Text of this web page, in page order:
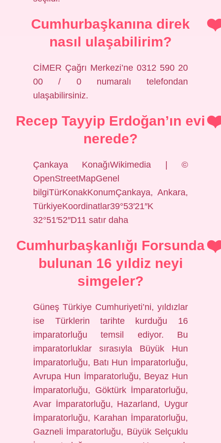
Cumhurbaşkanına direk
nasıl ulaşabilirim?
CİMER Çağrı Merkezi’ne 0312 590 20
00 / 0 numaralı telefondan
ulaşabilirsiniz.
Recep Tayyip Erdoğan’ın evi
nerede?
Çankaya KonağıWikimedia | ©
OpenStreetMapGenel
bilgiTürKonakKonumÇankaya, Ankara,
TürkiyeKoordinatlar39°53′21″K
32°51′52″D11 satır daha
Cumhurbaşkanlığı Forsunda
bulunan 16 yıldiz neyi
simgeler?
Güneş Türkiye Cumhuriyeti’ni, yıldızlar
ise Türklerin tarihte kurduğu 16
imparatorluğu temsil ediyor. Bu
imparatorluklar sırasıyla Büyük Hun
İmparatorluğu, Batı Hun İmparatorluğu,
Avrupa Hun İmparatorluğu, Beyaz Hun
İmparatorluğu, Göktürk İmparatorluğu,
Avar İmparatorluğu, Hazarland, Uygur
İmparatorluğu, Karahan İmparatorluğu,
Gazneli İmparatorluğu, Büyük Selçuklu